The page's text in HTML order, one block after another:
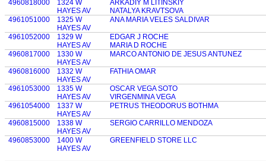
4960818000
1324 W
HAYES AV
ARKADIY M LITINSKIY
NATALYA KRAVTSOVA
4961051000
1325 W
HAYES AV
ANA MARIA VELES SALDIVAR
4961052000
1329 W
HAYES AV
EDGAR J ROCHE
MARIA D ROCHE
4960817000
1330 W
HAYES AV
MARCO ANTONIO DE JESUS ANTUNEZ
4960816000
1332 W
HAYES AV
FATHIA OMAR
4961053000
1335 W
HAYES AV
OSCAR VEGA SOTO
VIRGENMINA VEGA
4961054000
1337 W
HAYES AV
PETRUS THEODORUS BOTHMA
4960815000
1338 W
HAYES AV
SERGIO CARRILLO MENDOZA
4960853000
1400 W
HAYES AV
GREENFIELD STORE LLC